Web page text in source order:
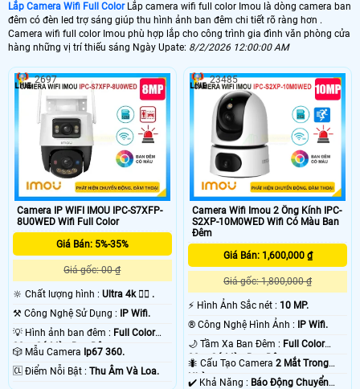
Lắp Camera Wifi Full ColorLắp camera wifi full color Imou là dòng camera ban
đêm có đèn led trợ sáng giúp thu hình ảnh ban đêm chi tiết rõ ràng hơn .
Camera wifi full color Imou phù hợp lắp cho công trình gia đình văn phòng cửa
hàng những vị trí thiếu sáng Ngày Upate: 8/2/2026 12:00:00 AM
Camera IP WIFI IMOU IPC-S7XFP-
8U0WED Wifi Full Color
Giá Bán: 5%-35%
Giá gốc: 00 ₫
🔆 Chất lượng hình : Ultra 4k 👍🏾 .
⚒ Công Nghệ Sử Dụng : IP Wifi.
💡 Hình ảnh ban đêm : Full Color
30m Có Màu Ban Ðêm.
🎲 Mẫu Camera Ip67 360.
️🆑 Điểm Nỗi Bật : Thu Âm Và Loa.
2697
Camera Wifi Imou 2 Ống Kính IPC-
S2XP-10M0WED Wifi Có Màu Ban
Đêm
Giá Bán: 1,600,000 ₫
Giá gốc: 1,800,000 ₫
️⚡ Hình Ảnh Sắc nét : 10 MP.
®️ Công Nghệ Hình Ảnh :
IP Wifi.
🌙 Tầm Xa Ban Đêm : Full Color
20m Có Màu Ban Ðêm.
🐜 Cấu Tạo Camera2 Mắt Trong
Nhà.
️✔️ Khả Năng : Báo Động Chuyển
23485